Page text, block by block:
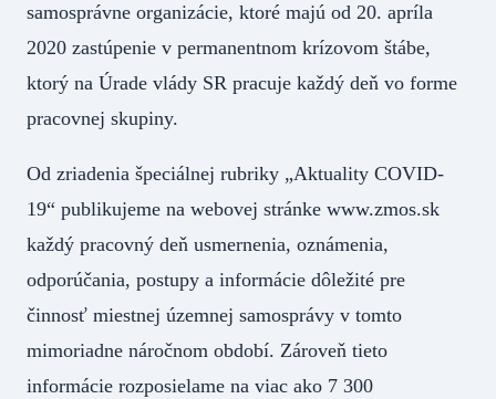
samosprávne organizácie, ktoré majú od 20. apríla
2020 zastúpenie v permanentnom krízovom štábe,
ktorý na Úrade vlády SR pracuje každý deň vo forme
pracovnej skupiny.
Od zriadenia špeciálnej rubriky „Aktuality COVID-
19“ publikujeme na webovej stránke www.zmos.sk
každý pracovný deň usmernenia, oznámenia,
odporúčania, postupy a informácie dôležité pre
činnosť miestnej územnej samosprávy v tomto
mimoriadne náročnom období. Zároveň tieto
informácie rozposielame na viac ako 7 300